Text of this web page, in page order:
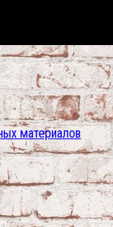
материалов